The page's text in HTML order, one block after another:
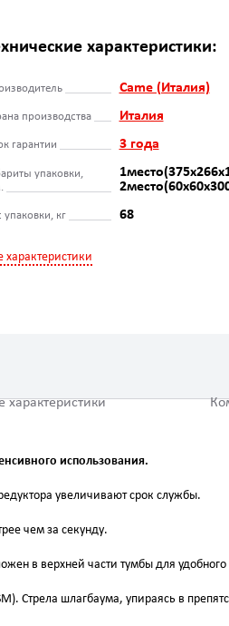
характеристики:
Came (Италия)
производства Италия
гарантии 3 года
упаковки,
упаковки, кг 68
характеристики
характеристики
использования.
увеличивают срок службы.
чем за секунду.
в верхней части тумбы для
Стрела шлагбаума, упираясь в